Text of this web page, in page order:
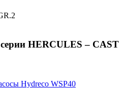
HERCULES – CAST